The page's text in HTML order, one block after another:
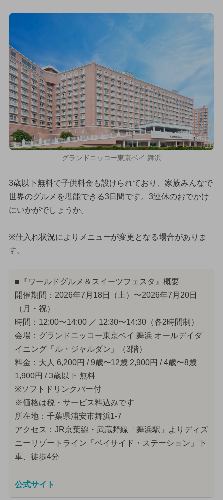
グランドニッコー東京ベイ 舞浜
3歳以下無料で子供料金も設けられており、家族みんなで
世界のグルメを堪能できる3日間です。3連休のおでかけ
にいかがでしょうか。
※仕入れ状況によりメニューが変更となる場合がありま
す。
■『ワールドグルメ＆スイーツフェスタ』概要
開催期間：2026年7月18日（土）〜2026年7月20日
（月・祝）
時間：12:00〜14:00 ／ 12:30〜14:30（各2時間制）
会場：グランドニッコー東京ベイ 舞浜 オールデイダ
イニング「ル・ジャルダン」（3階）
料金：大人 6,200円 / 9歳〜12歳 2,900円 / 4歳〜8歳
1,900円 / 3歳以下 無料
※ソフトドリンクバー付
※価格は税・サービス料込みです
所在地：千葉県浦安市舞浜1-7
アクセス：JR京葉線・武蔵野線「舞浜駅」よりディズ
ニーリゾートライン「ベイサイド・ステーション」下
車、徒歩4分
公式サイト